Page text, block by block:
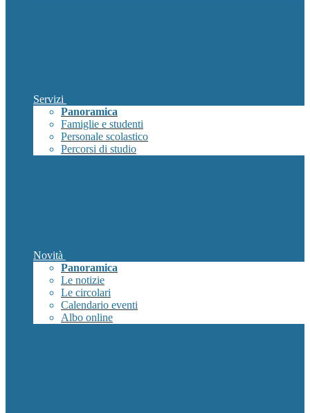
Servizi
Panoramica
Famiglie e studenti
Personale scolastico
Percorsi di studio
Novità
Panoramica
Le notizie
Le circolari
Calendario eventi
Albo online